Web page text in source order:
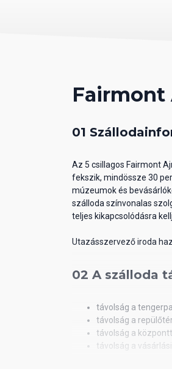
01
Az 5 csillagos Fairmont
fekszik, mindössze 30
múzeumok és
szálloda színvonalas
teljes kikapcsolódásra
Utazásszervező iroda
02 A szálloda
távolság a
távolság a
távolság a
távolság a